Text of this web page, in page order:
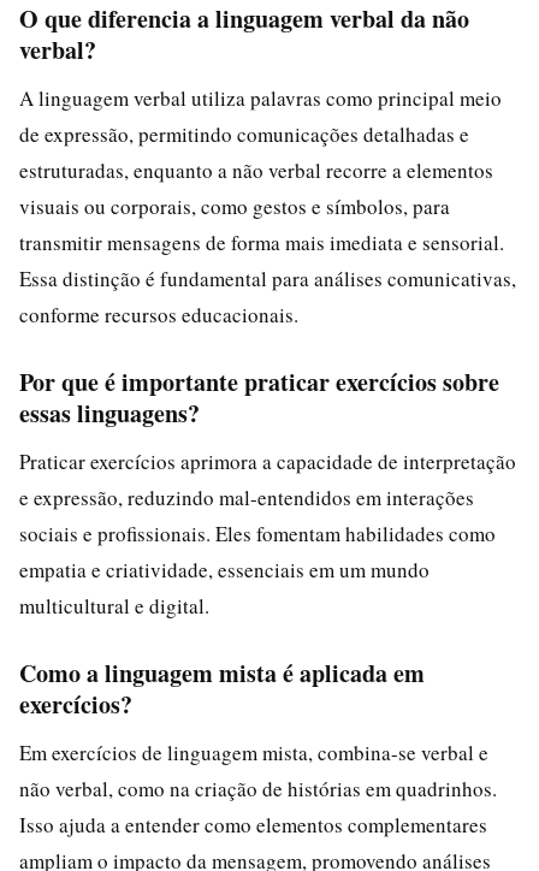
O que diferencia a linguagem verbal da não
verbal?
A linguagem verbal utiliza palavras como principal meio
de expressão, permitindo comunicações detalhadas e
estruturadas, enquanto a não verbal recorre a elementos
visuais ou corporais, como gestos e símbolos, para
transmitir mensagens de forma mais imediata e sensorial.
Essa distinção é fundamental para análises comunicativas,
conforme recursos educacionais.
Por que é importante praticar exercícios sobre
essas linguagens?
Praticar exercícios aprimora a capacidade de interpretação
e expressão, reduzindo mal-entendidos em interações
sociais e profissionais. Eles fomentam habilidades como
empatia e criatividade, essenciais em um mundo
multicultural e digital.
Como a linguagem mista é aplicada em
exercícios?
Em exercícios de linguagem mista, combina-se verbal e
não verbal, como na criação de histórias em quadrinhos.
Isso ajuda a entender como elementos complementares
ampliam o impacto da mensagem, promovendo análises